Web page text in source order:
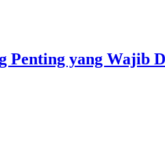
Penting yang Wajib